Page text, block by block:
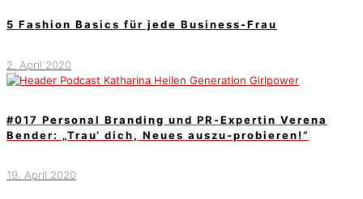
5 Fashion Basics für jede Business-Frau
2. April 2020
#017 Personal Branding und PR-Expertin Verena
Bender: „Trau‘ dich, Neues auszu-probieren!“
19. April 2020